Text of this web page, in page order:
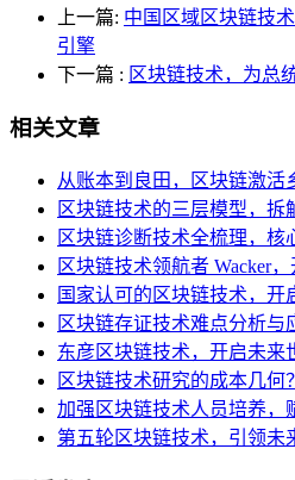
上一篇: 中国区域区块链技
引擎
下一篇 : 区块链技术，为总
相关文章
从账本到良田，区块链激活
区块链技术的三层模型，
区块链诊断技术全梳理，核
区块链技术领航者 Wacker
国家认可的区块链技术，开
区块链存证技术难点分析与
东彦区块链技术，开启未来
区块链技术研究的成本几何？
加强区块链技术人员培养，
第五轮区块链技术，引领未